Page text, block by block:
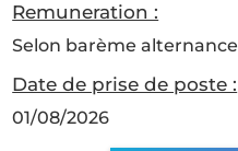
Remuneration :
Selon barème alternance
Date de prise de poste :
01/08/2026